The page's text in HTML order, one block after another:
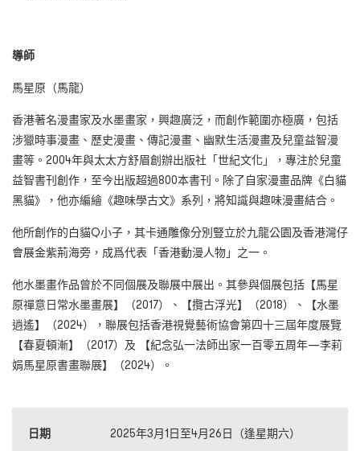
導師
馬星原（馬龍）
香港著名漫畫家及水墨畫家，興趣廣泛，而創作範圍亦極廣，包括
涉獵時事漫畫、歷史漫畫、傳記漫畫、幽默生活漫畫及兒童益智漫
畫等。2004年與太太方舒眉創辦出版社「世紀文化」，專注於兒童
益智書刊創作，至今出版超過800本書刊。除了自家漫畫品牌《白貓
黑貓》，他亦編繪《趣味學古文》系列，將知識與趣味漫畫結合。
他所創作的白貓Q小子，其卡通雕像分別豎立於九龍公園及香港灣仔
會展金紫荊海旁，成爲代表「香港動漫人物」之一。
他水墨畫作品曾於不同個展及聯展中展出。其參與個展包括【馬星
原禪意日常水墨畫展】（2017）、【攬古浮光】（2018）、【水墨
逍遙】（2024），聯展包括香港視覺藝術協會第四十三屆年度展覽
【春夏頓漸】（2017）及 【紀念弘一法師出家一百零五周年—李莉
娟馬星原書畫聯展】（2024）。
日期 2025年3月1日至4月26日（逢星期六）